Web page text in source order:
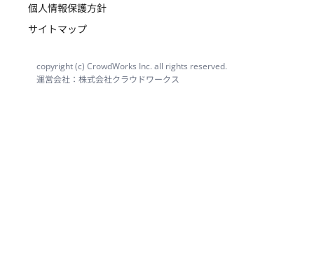
個人情報保護方針
サイトマップ
copyright (c) CrowdWorks Inc. all rights reserved.
運営会社：株式会社クラウドワークス